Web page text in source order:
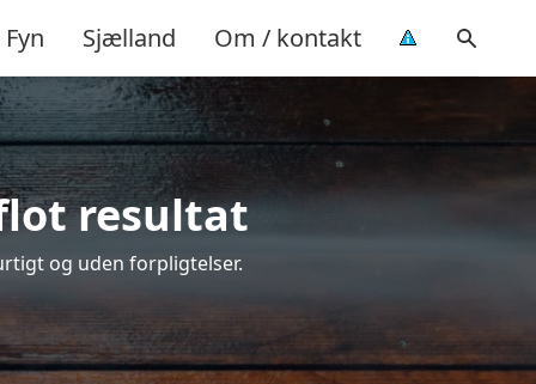
Fyn Sjælland Om / kontakt
resultat
og uden forpligtelser.